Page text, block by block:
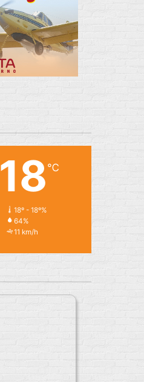
18 ℃
18º - 18º%
64%
11 km/h